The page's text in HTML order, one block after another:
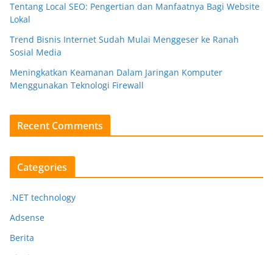
Tentang Local SEO: Pengertian dan Manfaatnya Bagi Website
Lokal
Trend Bisnis Internet Sudah Mulai Menggeser ke Ranah
Sosial Media
Meningkatkan Keamanan Dalam Jaringan Komputer
Menggunakan Teknologi Firewall
Recent Comments
Categories
.NET technology
Adsense
Berita